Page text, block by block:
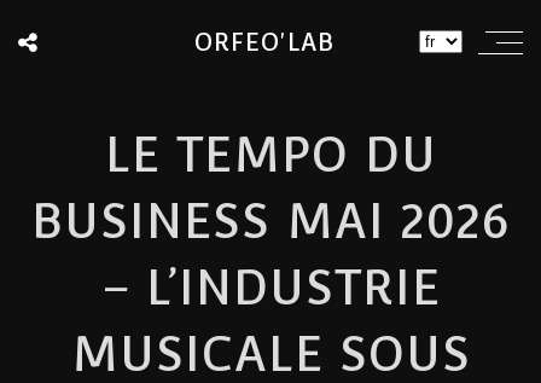
ORFEO'LAB
LE TEMPO DU
BUSINESS MAI 2026
– L’INDUSTRIE
MUSICALE SOUS